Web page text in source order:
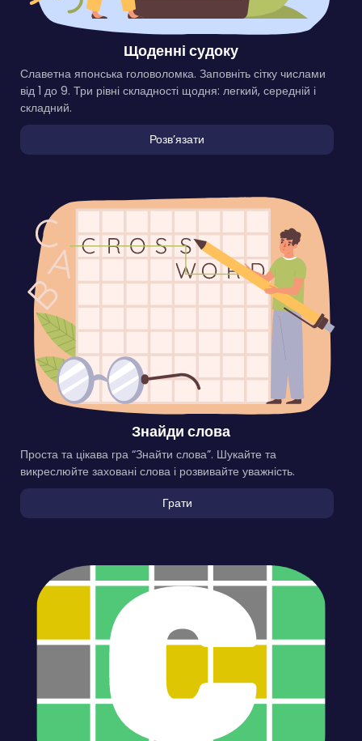
Щоденні судоку
Славетна японська головоломка. Заповніть сітку числами
від 1 до 9. Три рівні складності щодня: легкий, середній і
складний.
Розвʼязати
Знайди слова
Проста та цікава гра “Знайти слова”. Шукайте та
викреслюйте заховані слова і розвивайте уважність.
Грати